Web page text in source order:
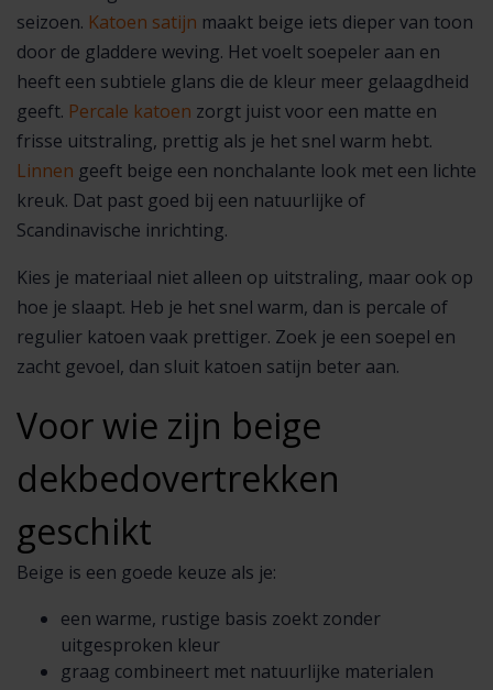
seizoen. Katoen satijn maakt beige iets dieper van toon
door de gladdere weving. Het voelt soepeler aan en
heeft een subtiele glans die de kleur meer gelaagdheid
geeft. Percale katoen zorgt juist voor een matte en
frisse uitstraling, prettig als je het snel warm hebt.
Linnen geeft beige een nonchalante look met een lichte
kreuk. Dat past goed bij een natuurlijke of
Scandinavische inrichting.
Kies je materiaal niet alleen op uitstraling, maar ook op
hoe je slaapt. Heb je het snel warm, dan is percale of
regulier katoen vaak prettiger. Zoek je een soepel en
zacht gevoel, dan sluit katoen satijn beter aan.
Voor wie zijn beige
dekbedovertrekken
geschikt
Beige is een goede keuze als je:
een warme, rustige basis zoekt zonder
uitgesproken kleur
graag combineert met natuurlijke materialen